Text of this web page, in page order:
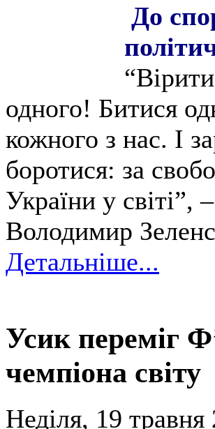
До
одного! Битися
кожного з нас. І
боротися: за
України у
Володимир
Детальніше...
Усик переміг
чемпіона світу
Неділя, 19